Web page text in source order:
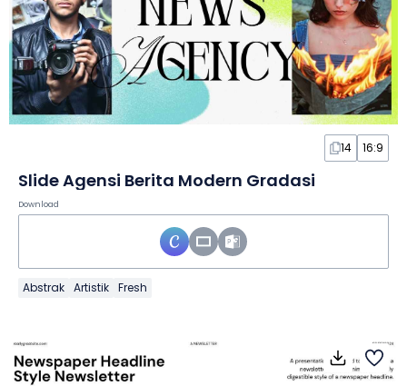
14 16:9
Slide Agensi Berita Modern Gradasi
Download
Abstrak Artistik Fresh